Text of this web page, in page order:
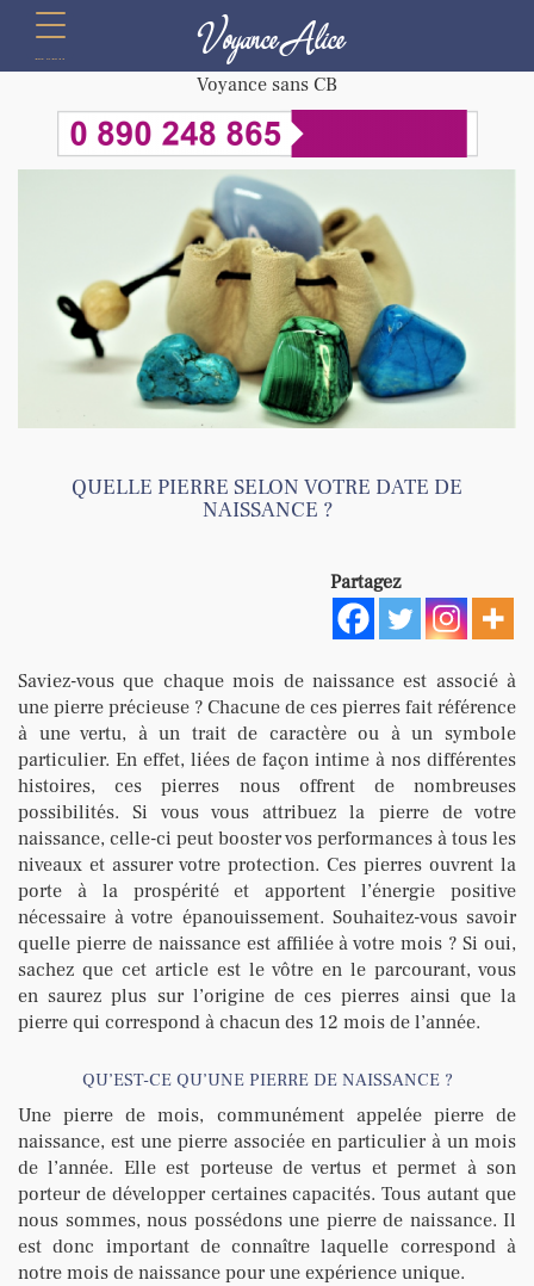
Voyance Alice
Voyance sans CB
QUELLE PIERRE SELON VOTRE DATE DE
NAISSANCE ?
Partagez
Saviez-vous que chaque mois de naissance est associé à
une pierre précieuse ? Chacune de ces pierres fait référence
à une vertu, à un trait de caractère ou à un symbole
particulier. En effet, liées de façon intime à nos différentes
histoires, ces pierres nous offrent de nombreuses
possibilités. Si vous vous attribuez la pierre de votre
naissance, celle-ci peut booster vos performances à tous les
niveaux et assurer votre protection. Ces pierres ouvrent la
porte à la prospérité et apportent l’énergie positive
nécessaire à votre épanouissement. Souhaitez-vous savoir
quelle pierre de naissance est affiliée à votre mois ? Si oui,
sachez que cet article est le vôtre en le parcourant, vous
en saurez plus sur l’origine de ces pierres ainsi que la
pierre qui correspond à chacun des 12 mois de l’année.
QU’EST-CE QU’UNE PIERRE DE NAISSANCE ?
Une pierre de mois, communément appelée pierre de
naissance, est une pierre associée en particulier à un mois
de l’année. Elle est porteuse de vertus et permet à son
porteur de développer certaines capacités. Tous autant que
nous sommes, nous possédons une pierre de naissance. Il
est donc important de connaître laquelle correspond à
notre mois de naissance pour une expérience unique.
menu